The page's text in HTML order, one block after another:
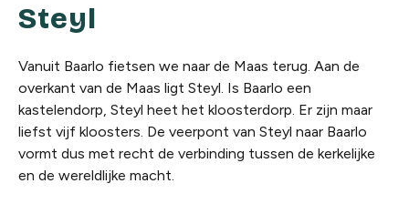
Steyl
Vanuit Baarlo fietsen we naar de Maas terug. Aan de
overkant van de Maas ligt Steyl. Is Baarlo een
kastelendorp, Steyl heet het kloosterdorp. Er zijn maar
liefst vijf kloosters. De veerpont van Steyl naar Baarlo
vormt dus met recht de verbinding tussen de kerkelijke
en de wereldlijke macht.